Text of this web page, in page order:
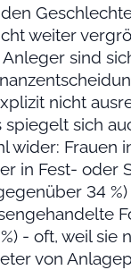
weiter
sind
nicht
spiegelt sich
wider: Frauen
in Fest- oder
34
- oft, weil sie
von